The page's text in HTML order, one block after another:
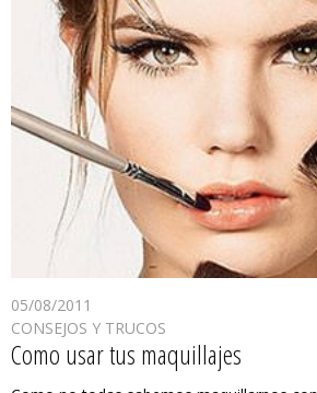
05/08/2011
CONSEJOS Y TRUCOS
Como usar tus maquillajes